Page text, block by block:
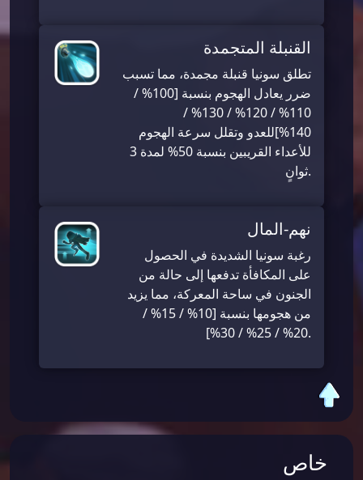
القنبلة المتجمدة
تطلق سونيا قنبلة مجمدة، مما تسبب
ضرر يعادل الهجوم بنسبة [100% /
110% / 120% / 130% /
140%]للعدو وتقلل سرعة الهجوم
للأعداء القريبين بنسبة 50% لمدة 3
ثوانٍ.
نهم-المال
رغبة سونيا الشديدة في الحصول
على المكافأة تدفعها إلى حالة من
الجنون في ساحة المعركة، مما يزيد
من هجومها بنسبة [10% / 15% /
20% / 25% / 30%].
خاص